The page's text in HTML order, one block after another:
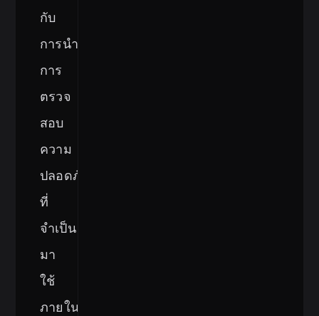
กับ
การนำ
การ
ตรวจ
สอบ
ความ
ปลอดภัย
ที่
จำเป็น
มา
ใช้
ภายใน